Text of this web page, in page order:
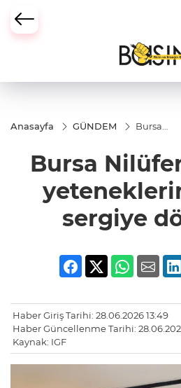
Anasayfa GÜNDEM
Bursa
emeği
sergiye
dönüştü
Bursa
sergiye
Haber Giriş Tarihi: 28.06.2026 13:49
Haber Güncellenme Tarihi:
Kaynak: IGF